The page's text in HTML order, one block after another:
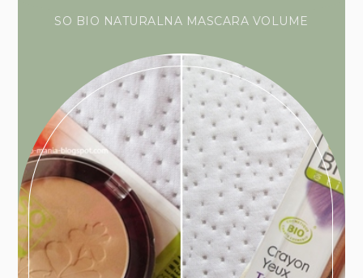
SO BIO NATURALNA MASCARA VOLUME